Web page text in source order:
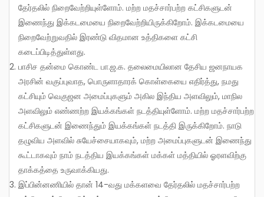
தேர்தலில் நிறைவேற்றியுள்ளோம். மற்ற மதச்சார்பற்ற கட்சிகளுடன்
இணைந்து இக்கடமையை நிறைவேற்றியிருக்கிறோம். இக்கடமையை
நிறைவேற்றுவதில் இரண்டு விதமான உத்திகளை கட்சி
கடைப்பிடித்துள்ளது.
பாசிச தன்மை கொண்ட பா.ஜ.க. தலைமையிலான தேசிய ஜனநாயக
அரசின் வகுப்புவாத, பொருளாதாரக் கொள்கையை எதிர்த்து, நமது
கட்சியும் வெகுஜன அமைப்புகளும் அகில இந்திய அளவிலும், மாநில
அளவிலும் எண்ணற்ற இயக்கங்கள் நடத்தியுள்ளோம். மற்ற மதச்சார்பற்ற
கட்சிகளுடன் இணைந்தும் இயக்கங்கள் நடத்தி இருக்கிறோம். நாடு
தழுவிய அளவில் சுயேச்சையாகவும், மற்ற அமைப்புகளுடன் இணைந்து
கூட்டாகவும் நாம் நடத்திய இயக்கங்கள் மக்கள் மத்தியில் ஓரளவிற்கு
தாக்கத்தை உருவாக்கியது.
இப்பின்னணியில் தான் 14-வது மக்களவை தேர்தலில் மதச்சார்பற்ற